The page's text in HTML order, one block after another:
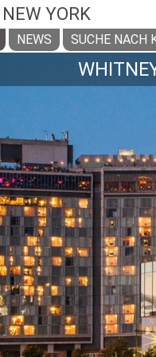
NEW YORK
NEWS SUCHE NACH